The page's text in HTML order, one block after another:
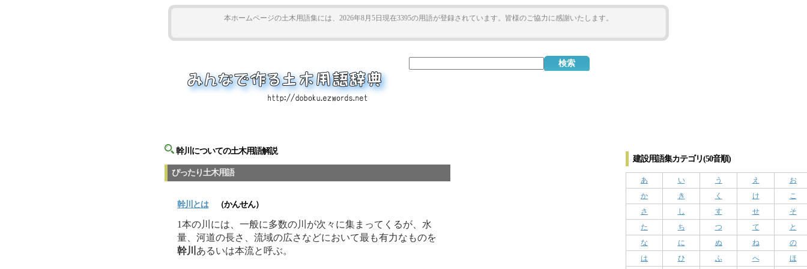
本ホームページの土木用語集には、2026年8月5日現在3395の用語が登録されています。皆様のご協力に感謝いたします。
幹川についての土木用語解説
ぴったり土木用語
幹川 とは（かんせん）
1本の川には、一般に多数の川が次々に集まってくるが、水
量、河道の長さ、流域の広さなどにおいて最も有力なものを
幹川 あるいは本流と呼ぶ。
建設用語集カテゴリ(50音順)
あ い う え
お
か
き く け
こ
さ
し す せ
そ
た
ち つ て
と
な
に ぬ ね
の
は
ひ ふ へ
ほ